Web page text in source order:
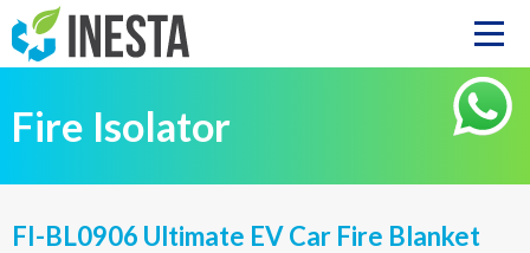
Fire Isolator
FI-BL0906 Ultimate EV Car Fire Blanket